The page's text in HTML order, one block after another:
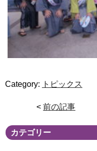
Category: トピックス
< 前の記事
カテゴリー